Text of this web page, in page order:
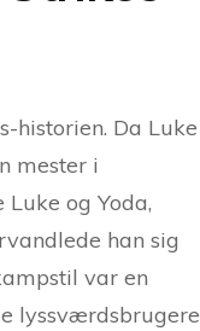
historien. Da Luke
mester i
og Yoda,
han sig
var en
lyssværdsbrugere